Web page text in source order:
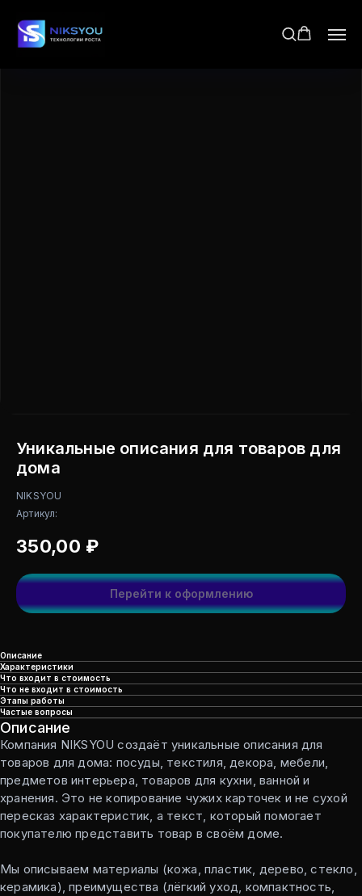
Уникальные описания для товаров для
дома
NIKSYOU
Артикул:
350,00 ₽
Перейти к оформлению
Описание
Характеристики
Что входит в стоимость
Что не входит в стоимость
Этапы работы
Частые вопросы
Описание
Компания NIKSYOU создаёт уникальные описания для
товаров для дома: посуды, текстиля, декора, мебели,
предметов интерьера, товаров для кухни, ванной и
хранения. Это не копирование чужих карточек и не сухой
пересказ характеристик, а текст, который помогает
покупателю представить товар в своём доме.
Мы описываем материалы (кожа, пластик, дерево, стекло,
керамика), преимущества (лёгкий уход, компактность,